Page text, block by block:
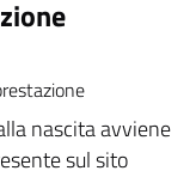
nascita avviene
sul sito